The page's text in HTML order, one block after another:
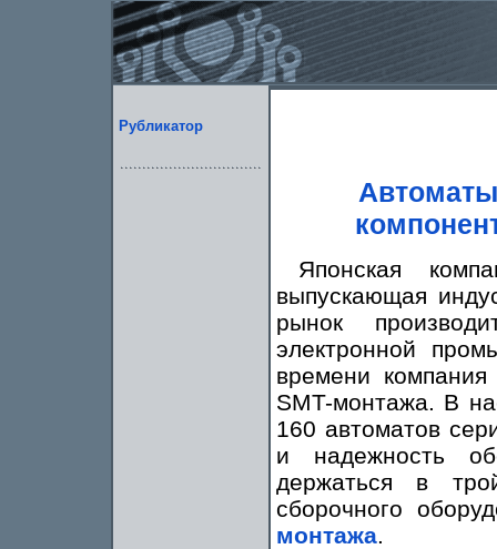
Рубликатор
Японская
выпускающая
рынок
электронной
времени
SMT-монтажа. В
160 автоматов
и надежность
держаться в
сборочного
монтажа